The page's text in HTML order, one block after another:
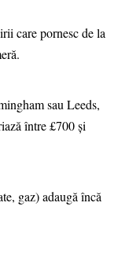
care pornesc de la
sau Leeds,
între £700 și
gaz) adaugă încă